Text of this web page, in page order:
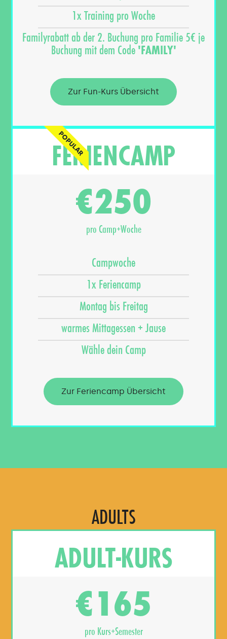
1x Training pro Woche
Familyrabatt ab der 2. Buchung pro Familie 5€ je
Buchung mit dem Code 'FAMILY'
Zur Fun-Kurs Übersicht
POPULAR
FERIENCAMP
€250
pro Camp+Woche
Campwoche
1x Feriencamp
Montag bis Freitag
warmes Mittagessen + Jause
Wähle dein Camp
Zur Feriencamp Übersicht
ADULTS
ADULT-KURS
€165
pro Kurs+Semester